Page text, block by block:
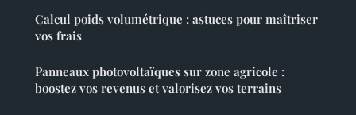
Calcul poids volumétrique : astuces pour maîtriser
vos frais
Panneaux photovoltaïques sur zone agricole :
boostez vos revenus et valorisez vos terrains